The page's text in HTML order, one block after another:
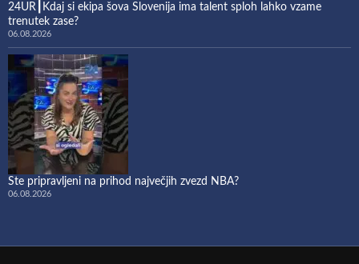
24UR┃Kdaj si ekipa šova Slovenija ima talent sploh lahko vzame
trenutek zase?
06.08.2026
Ste pripravljeni na prihod največjih zvezd NBA?
06.08.2026